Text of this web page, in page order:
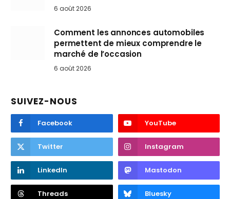
6 août 2026
Comment les annonces automobiles
permettent de mieux comprendre le
marché de l’occasion
6 août 2026
SUIVEZ-NOUS
Facebook YouTube
Twitter Instagram
LinkedIn Mastodon
Threads Bluesky